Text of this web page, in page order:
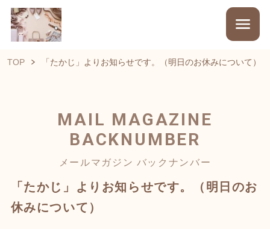
TOP 「たかじ」よりお知らせです。（明日のお休みについて）
MAIL MAGAZINE
BACKNUMBER
メールマガジン バックナンバー
「たかじ」よりお知らせです。（明日のお
休みについて）